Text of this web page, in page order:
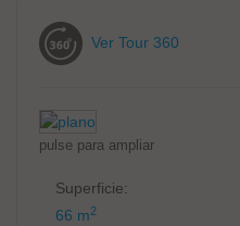
Ver Tour 360
pulse para ampliar
Superficie:
66 m2